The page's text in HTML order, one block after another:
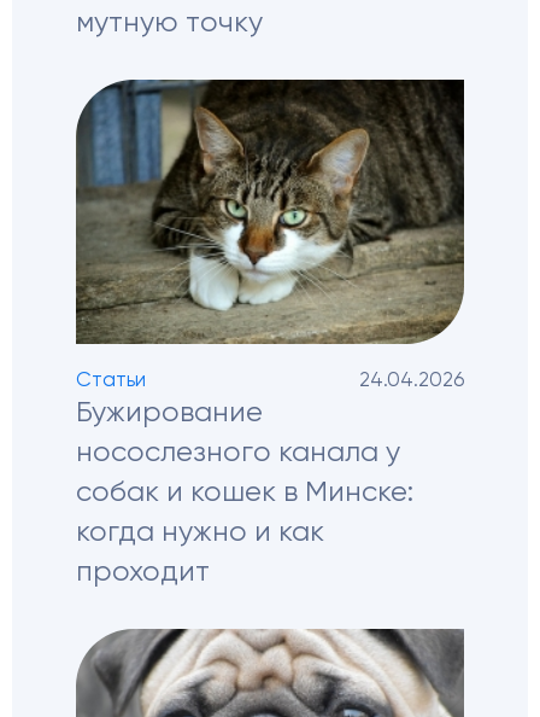
мутную точку
Статьи 24.04.2026
Бужирование
носослезного канала у
собак и кошек в Минске:
когда нужно и как
проходит